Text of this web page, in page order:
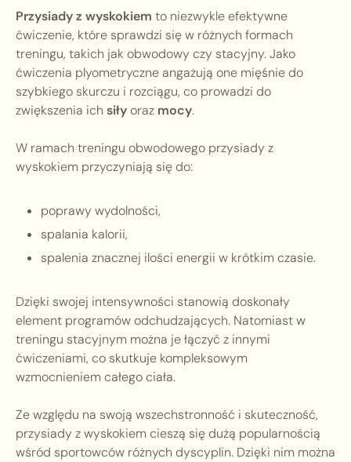
Przysiady z wyskokiem to niezwykle efektywne
ćwiczenie, które sprawdzi się w różnych formach
treningu, takich jak obwodowy czy stacyjny. Jako
ćwiczenia plyometryczne angażują one mięśnie do
szybkiego skurczu i rozciągu, co prowadzi do
zwiększenia ich siłyoraz mocy.
W ramach treningu obwodowego przysiady z
wyskokiem przyczyniają się do:
poprawy wydolności,
spalania kalorii,
spalenia znacznej ilości energii w krótkim czasie.
Dzięki swojej intensywności stanowią doskonały
element programów odchudzających. Natomiast w
treningu stacyjnym można je łączyć z innymi
ćwiczeniami, co skutkuje kompleksowym
wzmocnieniem całego ciała.
Ze względu na swoją wszechstronność i skuteczność,
przysiady z wyskokiem cieszą się dużą popularnością
wśród sportowców różnych dyscyplin. Dzięki nim można